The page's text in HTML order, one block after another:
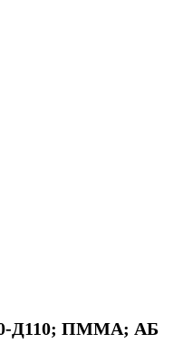
Д110; ПММА; АБ